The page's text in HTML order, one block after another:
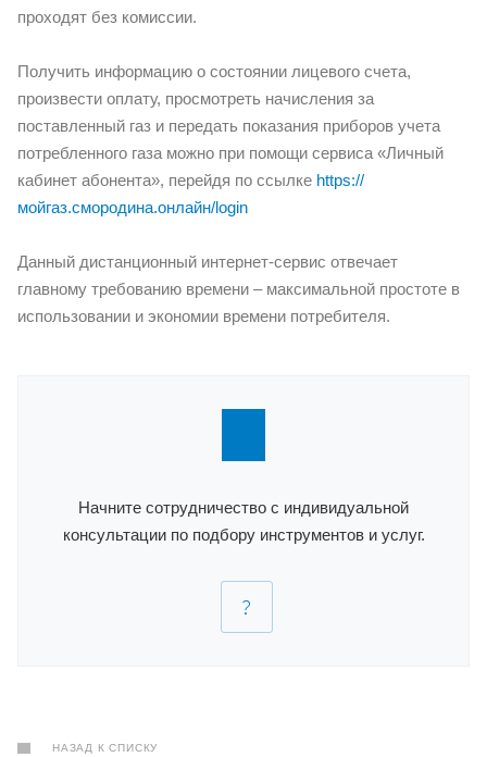
проходят без комиссии.
Получить информацию о состоянии лицевого счета,
произвести оплату, просмотреть начисления за
поставленный газ и передать показания приборов учета
потребленного газа можно при помощи сервиса «Личный
кабинет абонента», перейдя по ссылке https://
мойгаз.смородина.онлайн/login
Данный дистанционный интернет-сервис отвечает
главному требованию времени – максимальной простоте в
использовании и экономии времени потребителя.
Начните сотрудничество с индивидуальной
консультации по подбору инструментов и услуг.
НАЗАД К СПИСКУ